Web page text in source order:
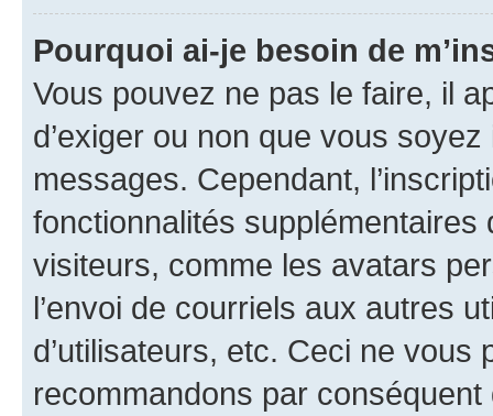
Pourquoi ai-je besoin de
Vous pouvez ne pas le faire, il
d’exiger ou non que vous
messages. Cependant,
fonctionnalités
visiteurs, comme les avatars
l’envoi de courriels aux autres
d’utilisateurs, etc. Ceci ne vous
recommandons par conséquent